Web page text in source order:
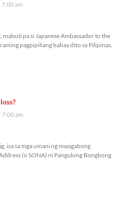
7:00 am
pa si Japanese Ambassador to the
pagpipiliang bahay dito sa Pilipinas.
7:00 am
isa sa mga umani ng masigabong
(o SONA) ni Pangulong Bongbong